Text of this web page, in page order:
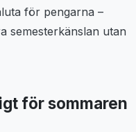
för pengarna –
semesterkänslan utan
för sommaren